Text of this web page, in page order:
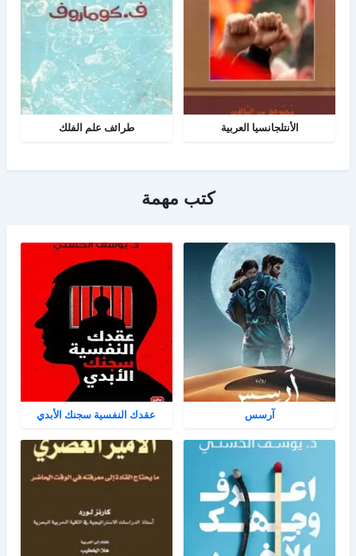
الأنتلجانسيا العربية طرائف علم الفلك
كتب مهمة
آرسس عقدك النفسية سجنك الأبدي